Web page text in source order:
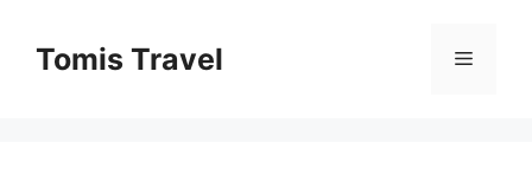
conținutTomis Travel Meniu